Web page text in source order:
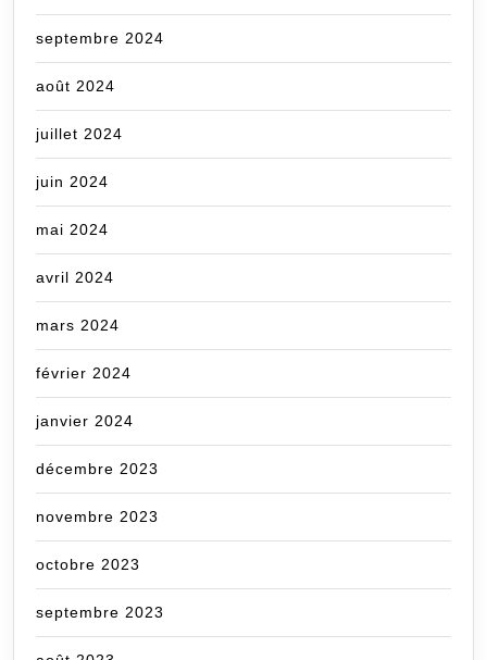
septembre 2024
août 2024
juillet 2024
juin 2024
mai 2024
avril 2024
mars 2024
février 2024
janvier 2024
décembre 2023
novembre 2023
octobre 2023
septembre 2023